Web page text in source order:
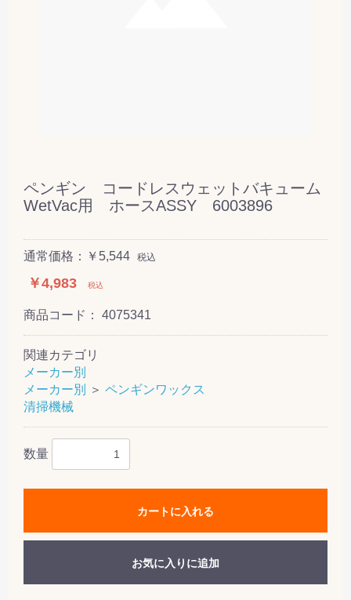
ペンギン コードレスウェットバキューム
WetVac用 ホースASSY 6003896
通常価格：￥5,544 税込
￥4,983 税込
商品コード： 4075341
関連カテゴリ
メーカー別
メーカー別
＞ ペンギンワックス
清掃機械
数量
カートに入れる
お気に入りに追加